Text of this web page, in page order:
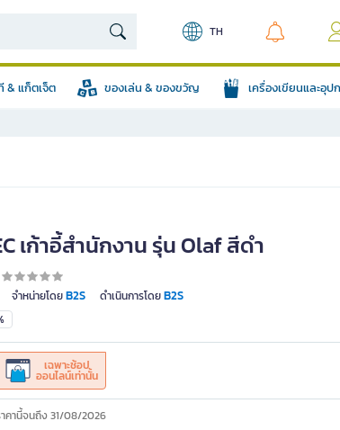
TH
& แก็ตเจ็ต ของเล่น & ของขวัญ เครื่องเขียนและอุ
เก้าอี้สำนักงาน รุ่น Olaf สีดำ
จำหน่ายโดยB2S ดำเนินการโดยB2S
เฉพาะช้อป
ออนไลน์เท่านั้น
คานี้จนถึง 31/08/2026